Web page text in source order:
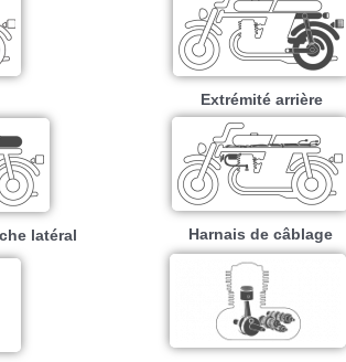
Extrémité arrière
latéral Harnais de câblage